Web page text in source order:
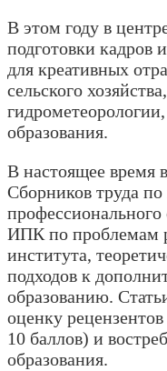
В этом году в
подготовки кадров
для креативных
сельского
образования.
В настоящее время
Сборников труда
ИПК по проблемам
института,
подходов к
образованию.
оценку
10 баллов) и
образования.